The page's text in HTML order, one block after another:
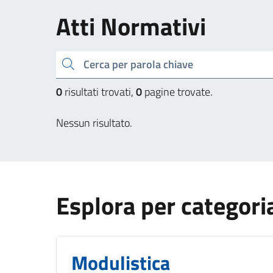
Atti Normativi
Cerca una parola chiave
0risultati trovati,0pagine trovate.
Nessun risultato.
Esplora per
Modulistica